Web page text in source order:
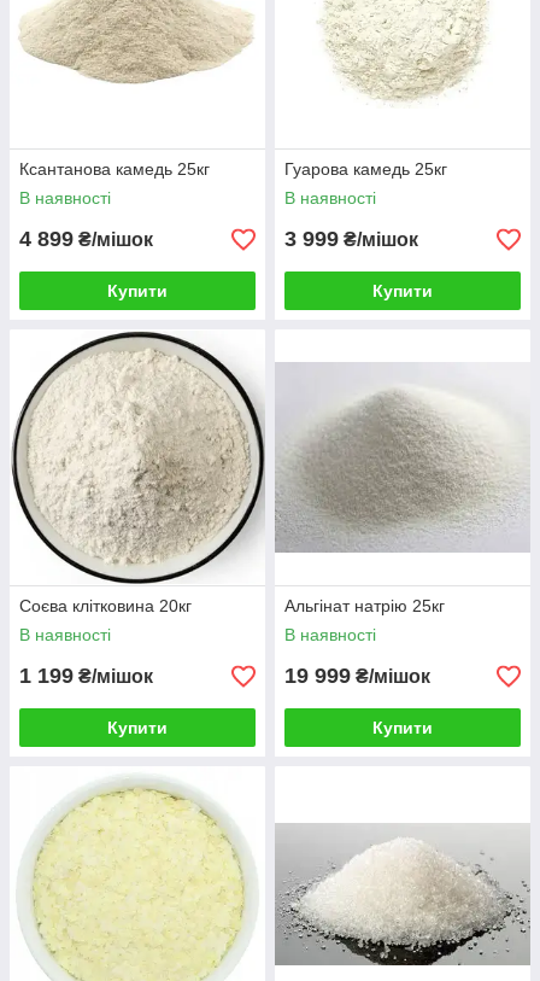
Ксантанова камедь 25кг
В наявності
4 899 ₴/мішок
Купити
Гуарова камедь 25кг
В наявності
3 999 ₴/мішок
Купити
Соєва клітковина 20кг
В наявності
1 199 ₴/мішок
Купити
Альгінат натрію 25кг
В наявності
19 999 ₴/мішок
Купити